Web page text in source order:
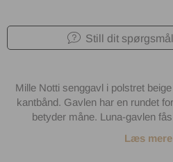
Still dit
Mille Notti senggavl i polstret
kantbånd. Gavlen har en rundet
betyder måne. Luna-gavlen
Læs mere